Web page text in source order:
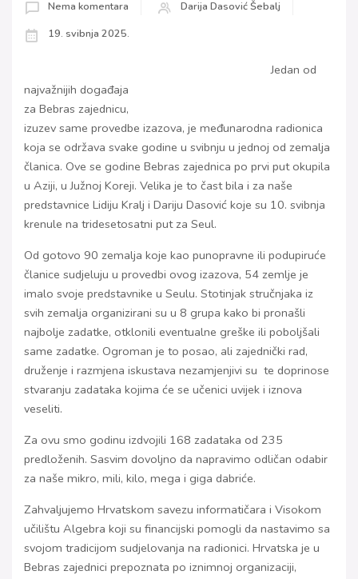
Nema komentara
Darija Dasović Šebalj
19. svibnja 2025.
Jedan od
najvažnijih događaja
za Bebras zajednicu,
izuzev same provedbe izazova, je međunarodna radionica
koja se održava svake godine u svibnju u jednoj od zemalja
članica. Ove se godine Bebras zajednica po prvi put okupila
u Aziji, u Južnoj Koreji. Velika je to čast bila i za naše
predstavnice Lidiju Kralj i Dariju Dasović koje su 10. svibnja
krenule na tridesetosatni put za Seul.
Od gotovo 90 zemalja koje kao punopravne ili podupiruće
članice sudjeluju u provedbi ovog izazova, 54 zemlje je
imalo svoje predstavnike u Seulu. Stotinjak stručnjaka iz
svih zemalja organizirani su u 8 grupa kako bi pronašli
najbolje zadatke, otklonili eventualne greške ili poboljšali
same zadatke. Ogroman je to posao, ali zajednički rad,
druženje i razmjena iskustava nezamjenjivi su te doprinose
stvaranju zadataka kojima će se učenici uvijek i iznova
veseliti.
Za ovu smo godinu izdvojili 168 zadataka od 235
predloženih. Sasvim dovoljno da napravimo odličan odabir
za naše mikro, mili, kilo, mega i giga dabriće.
Zahvaljujemo Hrvatskom savezu informatičara i Visokom
učilištu Algebra koji su financijski pomogli da nastavimo sa
svojom tradicijom sudjelovanja na radionici. Hrvatska je u
Bebras zajednici prepoznata po iznimnoj organizaciji,